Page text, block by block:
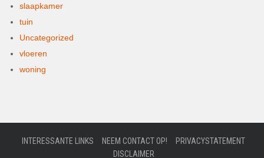
slaapkamer
tuin
Uncategorized
vloeren
woning
INTERESSANTE LINKS NEEM CONTACT OP!
PRIVACYSTATEMENT
DISCLAIMER